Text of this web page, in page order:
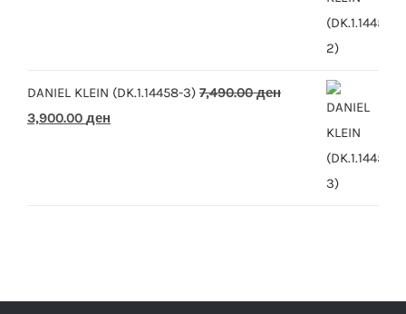
DANIEL KLEIN (DK.1.14458-3) 7,490.00ден
Original
3,900.00 ден